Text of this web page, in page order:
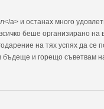
a> и останах много
беше организирано на
на тях успях да се
и горещо съветвам